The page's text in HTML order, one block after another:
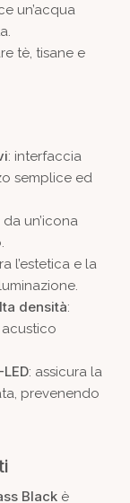
un’acqua
tè, tisane e
: interfaccia
semplice ed
un’icona
l’estetica e la
densità:
: assicura la
prevenendo
Blackè